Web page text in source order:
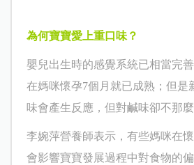
為何寶寶愛上重口味？
嬰兒出生時的感覺系統已相當完
在媽咪懷孕7個月就已成熟；但是
味會產生反應，但對鹹味卻不那麼
李婉萍營養師表示，有些媽咪在
會影響寶寶發展過程中對食物的